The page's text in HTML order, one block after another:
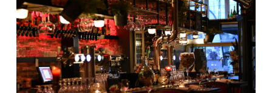
Highlights
Sehenswürdigkeiten
Sehen & Erleben
Essen, Trinken, Ausgehen